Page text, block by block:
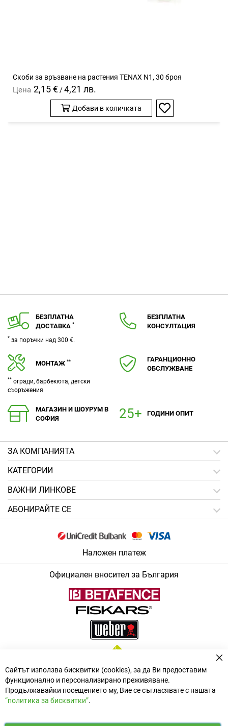
Скоби за връзване на растения TENAX N1, 30 броя
Цена 2,15 € /4,21 лв.
Добави в количката
Добави
БЕЗПЛАТНА
ДОСТАВКА *
* за поръчки над 300 €.
БЕЗПЛАТНА
КОНСУЛТАЦИЯ
МОНТАЖ **
** огради, барбекюта, детски
съоръжения
ГАРАНЦИОННО
ОБСЛУЖВАНЕ
МАГАЗИН И ШОУРУМ В
СОФИЯ
ГОДИНИ ОПИТ
ЗA КОМПАНИЯТА
КАТЕГОРИИ
ВАЖНИ ЛИНКОВЕ
АБОНИРАЙТЕ СЕ
Наложен платеж
Официален вносител за България
i y
Сайтът използва бисквитки (cookies), за да Ви предоставим
функционално и персонализирано преживяване.
Продължавайки посещението му, Вие се съгласявате с нашата
“политика за бисквитки”.